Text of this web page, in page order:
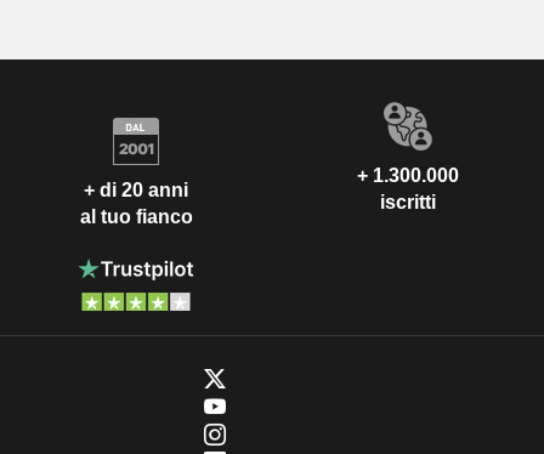
+ di 20 anni
al tuo fianco
+ 1.300.000
iscritti